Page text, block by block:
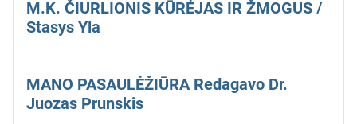
M.K. ČIURLIONIS KŪRĖJAS IR ŽMOGUS /
Stasys Yla
MANO PASAULĖŽIŪRA Redagavo Dr.
Juozas Prunskis